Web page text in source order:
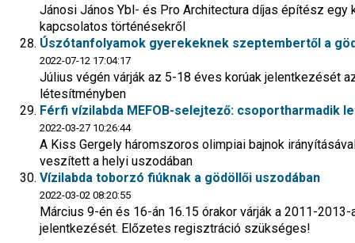
Jánosi János Ybl- és Pro Architectura díjas építész
kapcsolatos történésekről
Úszótanfolyamok gyerekeknek szeptembertől a
2022-07-12 17:04:17
Július végén várják az 5-18 éves korúak jelentkezését
létesítményben
Férfi vízilabda MEFOB-selejtező: csoportharmadik
2022-03-27 10:26:44
A Kiss Gergely háromszoros olimpiai bajnok
veszített a helyi uszodában
Vízilabda toborzó fiúknak a gödöllői uszodában
2022-03-02 08:20:55
Március 9-én és 16-án 16.15 órakor várják a 2011-
jelentkezését. Előzetes regisztráció szükséges!